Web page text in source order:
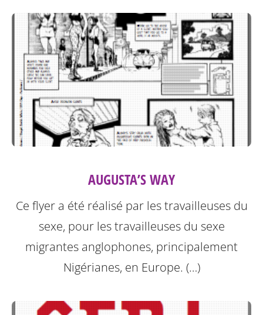
AUGUSTA’S WAY
Ce flyer a été réalisé par les travailleuses du
sexe, pour les travailleuses du sexe
migrantes anglophones, principalement
Nigérianes, en Europe. (…)